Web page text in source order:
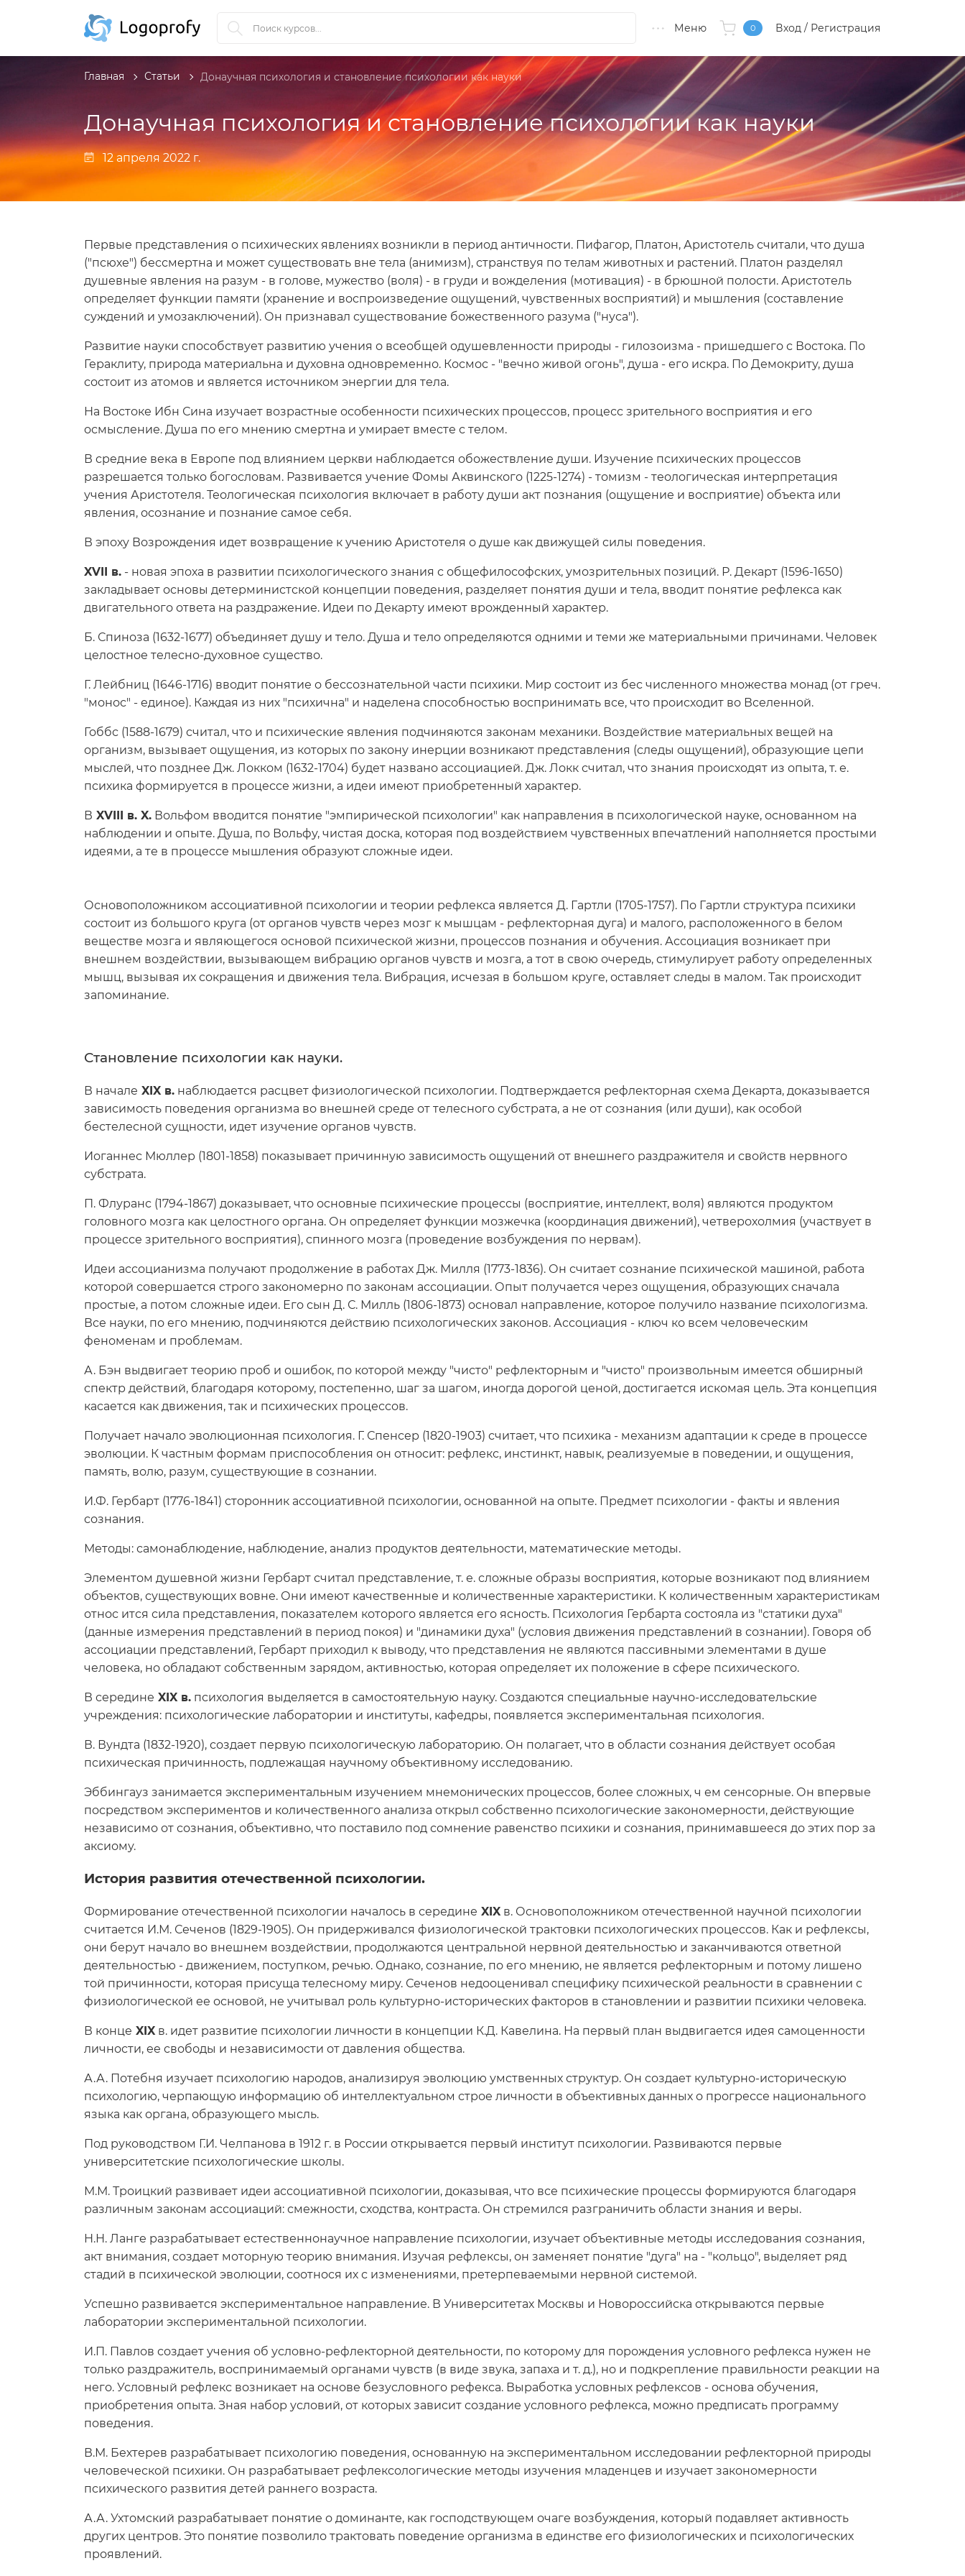
Меню 0 Вход/ Регистрация
Донаучная психология и становление психологии как науки
12 апреля 2022 г.
Главная Статьи Донаучная психология и становление психологии как науки
Первые представления о психических явлениях возникли в период античности. Пифагор, Платон, Аристотель считали, что душа
("псюхе") бессмертна и может существовать вне тела (анимизм), странствуя по телам животных и растений. Платон разделял
душевные явления на разум - в голове, мужество (воля) - в груди и вожделения (мотивация) - в брюшной полости. Аристотель
определяет функции памяти (хранение и воспроизведение ощущений, чувственных восприятий) и мышления (составление
суждений и умозаключений). Он признавал существование божественного разума ("нуса").
Развитие науки способствует развитию учения о всеобщей одушевленности природы - гилозоизма - пришедшего с Востока. По
Гераклиту, природа материальна и духовна одновременно. Космос - "вечно живой огонь", душа - его искра. По Демокриту, душа
состоит из атомов и является источником энергии для тела.
На Востоке Ибн Сина изучает возрастные особенности психических процессов, процесс зрительного восприятия и его
осмысление. Душа по его мнению смертна и умирает вместе с телом.
В средние века в Европе под влиянием церкви наблюдается обожествление души. Изучение психических процессов
разрешается только богословам. Развивается учение Фомы Аквинского (1225-1274) - томизм - теологическая интерпретация
учения Аристотеля. Теологическая психология включает в работу души акт познания (ощущение и восприятие) объекта или
явления, осознание и познание самое себя.
В эпоху Возрождения идет возвращение к учению Аристотеля о душе как движущей силы поведения.
XVII в. - новая эпоха в развитии психологического знания с общефилософских, умозрительных позиций. Р. Декарт (1596-1650)
закладывает основы детерминистской концепции поведения, разделяет понятия души и тела, вводит понятие рефлекса как
двигательного ответа на раздражение. Идеи по Декарту имеют врожденный характер.
Б. Спиноза (1632-1677) объединяет душу и тело. Душа и тело определяются одними и теми же материальными причинами. Человек
целостное телесно-духовное существо.
Г. Лейбниц (1646-1716) вводит понятие о бессознательной части психики. Мир состоит из бес численного множества монад (от греч.
"монос" - единое). Каждая из них "психична" и наделена способностью воспринимать все, что происходит во Вселенной.
Гоббс (1588-1679) считал, что и психические явления подчиняются законам механики. Воздействие материальных вещей на
организм, вызывает ощущения, из которых по закону инерции возникают представления (следы ощущений), образующие цепи
мыслей, что позднее Дж. Локком (1632-1704) будет названо ассоциацией. Дж. Локк считал, что знания происходят из опыта, т. е.
психика формируется в процессе жизни, а идеи имеют приобретенный характер.
В XVIII в. X. Вольфом вводится понятие "эмпирической психологии" как направления в психологической науке, основанном на
наблюдении и опыте. Душа, по Вольфу, чистая доска, которая под воздействием чувственных впечатлений наполняется простыми
идеями, а те в процессе мышления образуют сложные идеи.
Основоположником ассоциативной психологии и теории рефлекса является Д. Гартли (1705-1757). По Гартли структура психики
состоит из большого круга (от органов чувств через мозг к мышцам - рефлекторная дуга) и малого, расположенного в белом
веществе мозга и являющегося основой психической жизни, процессов познания и обучения. Ассоциация возникает при
внешнем воздействии, вызывающем вибрацию органов чувств и мозга, а тот в свою очередь, стимулирует работу определенных
мышц, вызывая их сокращения и движения тела. Вибрация, исчезая в большом круге, оставляет следы в малом. Так происходит
запоминание.
Становление психологии как науки.
В начале XIX в. наблюдается расцвет физиологической психологии. Подтверждается рефлекторная схема Декарта, доказывается
зависимость поведения организма во внешней среде от телесного субстрата, а не от сознания (или души), как особой
бестелесной сущности, идет изучение органов чувств.
Иоганнес Мюллер (1801-1858) показывает причинную зависимость ощущений от внешнего раздражителя и свойств нервного
субстрата.
П. Флуранс (1794-1867) доказывает, что основные психические процессы (восприятие, интеллект, воля) являются продуктом
головного мозга как целостного органа. Он определяет функции мозжечка (координация движений), четверохолмия (участвует в
процессе зрительного восприятия), спинного мозга (проведение возбуждения по нервам).
Идеи ассоцианизма получают продолжение в работах Дж. Милля (1773-1836). Он считает сознание психической машиной, работа
которой совершается строго закономерно по законам ассоциации. Опыт получается через ощущения, образующих сначала
простые, а потом сложные идеи. Его сын Д. С. Милль (1806-1873) основал направление, которое получило название психологизма.
Все науки, по его мнению, подчиняются действию психологических законов. Ассоциация - ключ ко всем человеческим
феноменам и проблемам.
А. Бэн выдвигает теорию проб и ошибок, по которой между "чисто" рефлекторным и "чисто" произвольным имеется обширный
спектр действий, благодаря которому, постепенно, шаг за шагом, иногда дорогой ценой, достигается искомая цель. Эта концепция
касается как движения, так и психических процессов.
Получает начало эволюционная психология. Г. Спенсер (1820-1903) считает, что психика - механизм адаптации к среде в процессе
эволюции. К частным формам приспособления он относит: рефлекс, инстинкт, навык, реализуемые в поведении, и ощущения,
память, волю, разум, существующие в сознании.
И.Ф. Гербарт (1776-1841) сторонник ассоциативной психологии, основанной на опыте. Предмет психологии - факты и явления
сознания.
Методы: самонаблюдение, наблюдение, анализ продуктов деятельности, математические методы.
Элементом душевной жизни Гербарт считал представление, т. е. сложные образы восприятия, которые возникают под влиянием
объектов, существующих вовне. Они имеют качественные и количественные характеристики. К количественным характеристикам
относ ится сила представления, показателем которого является его ясность. Психология Гербарта состояла из "статики духа"
(данные измерения представлений в период покоя) и "динамики духа" (условия движения представлений в сознании). Говоря об
ассоциации представлений, Гербарт приходил к выводу, что представления не являются пассивными элементами в душе
человека, но обладают собственным зарядом, активностью, которая определяет их положение в сфере психического.
В середине XIX в. психология выделяется в самостоятельную науку. Создаются специальные научно-исследовательские
учреждения: психологические лаборатории и институты, кафедры, появляется экспериментальная психология.
В. Вундта (1832-1920), создает первую психологическую лабораторию. Он полагает, что в области сознания действует особая
психическая причинность, подлежащая научному объективному исследованию.
Эббингауз занимается экспериментальным изучением мнемонических процессов, более сложных, ч ем сенсорные. Он впервые
посредством экспериментов и количественного анализа открыл собственно психологические закономерности, действующие
независимо от сознания, объективно, что поставило под сомнение равенство психики и сознания, принимавшееся до этих пор за
аксиому.
История развития отечественной психологии.
Формирование отечественной психологии началось в середине XIX в. Основоположником отечественной научной психологии
считается И.М. Сеченов (1829-1905). Он придерживался физиологической трактовки психологических процессов. Как и рефлексы,
они берут начало во внешнем воздействии, продолжаются центральной нервной деятельностью и заканчиваются ответной
деятельностью - движением, поступком, речью. Однако, сознание, по его мнению, не является рефлекторным и потому лишено
той причинности, которая присуща телесному миру. Сеченов недооценивал специфику психической реальности в сравнении с
физиологической ее основой, не учитывал роль культурно-исторических факторов в становлении и развитии психики человека.
В конце XIX в. идет развитие психологии личности в концепции К.Д. Кавелина. На первый план выдвигается идея самоценности
личности, ее свободы и независимости от давления общества.
А.А. Потебня изучает психологию народов, анализируя эволюцию умственных структур. Он создает культурно-историческую
психологию, черпающую информацию об интеллектуальном строе личности в объективных данных о прогрессе национального
языка как органа, образующего мысль.
Под руководством Г.И. Челпанова в 1912 г. в России открывается первый институт психологии. Развиваются первые
университетские психологические школы.
М.М. Троицкий развивает идеи ассоциативной психологии, доказывая, что все психические процессы формируются благодаря
различным законам ассоциаций: смежности, сходства, контраста. Он стремился разграничить области знания и веры.
Н.Н. Ланге разрабатывает естественнонаучное направление психологии, изучает объективные методы исследования сознания,
акт внимания, создает моторную теорию внимания. Изучая рефлексы, он заменяет понятие "дуга" на - "кольцо", выделяет ряд
стадий в психической эволюции, соотнося их с изменениями, претерпеваемыми нервной системой.
Успешно развивается экспериментальное направление. В Университетах Москвы и Новороссийска открываются первые
лаборатории экспериментальной психологии.
И.П. Павлов создает учения об условно-рефлекторной деятельности, по которому для порождения условного рефлекса нужен не
только раздражитель, воспринимаемый органами чувств (в виде звука, запаха и т. д.), но и подкрепление правильности реакции на
него. Условный рефлекс возникает на основе безусловного рефекса. Выработка условных рефлексов - основа обучения,
приобретения опыта. Зная набор условий, от которых зависит создание условного рефлекса, можно предписать программу
поведения.
В.М. Бехтерев разрабатывает психологию поведения, основанную на экспериментальном исследовании рефлекторной природы
человеческой психики. Он разрабатывает рефлексологические методы изучения младенцев и изучает закономерности
психического развития детей раннего возраста.
А.А. Ухтомский разрабатывает понятие о доминанте, как господствующем очаге возбуждения, который подавляет активность
других центров. Это понятие позволило трактовать поведение организма в единстве его физиологических и психологических
проявлений.